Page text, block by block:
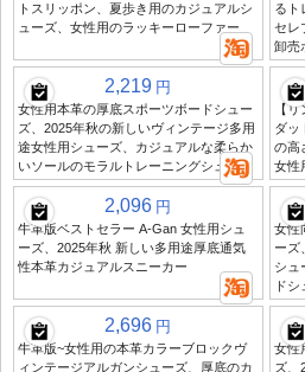
トスリッポン、夏歩き用のカジュアルシ
ューズ、女性用のラッキーローファー
るト
セレ
卸売
2,219 円
女性用本革の厚底スポーツボードシュー
ズ、2025年秋の新しいヴィンテージ多用
途女性用シューズ、カジュアルな柔らか
いソールのモラルトレーニングシューズ
【
ダッ
の高
女性
2,096 円
牛革版ベストセラー A-Gan 女性用シュ
ーズ、2025年秋 新しい多用途厚底通気
性本革カジュアルスニーカー
女性
ーズ
シュ
ド
2,696 円
牛革版~女性用の本革カラーブロックヴ
ィンテージアルガンシューズ、厚底のカ
女性
ズ、